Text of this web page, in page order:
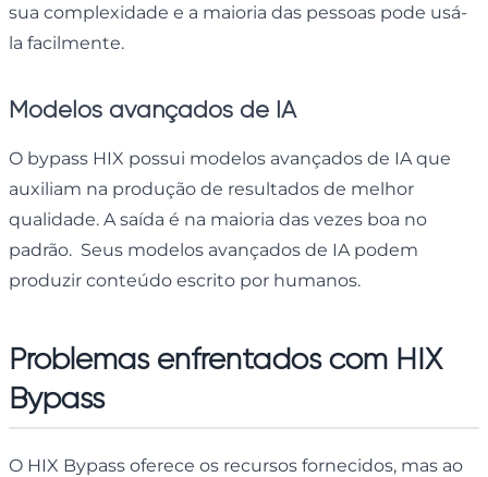
sua complexidade e a maioria das pessoas pode usá-
la facilmente.
Modelos avançados de IA
O bypass HIX possui modelos avançados de IA que
auxiliam na produção de resultados de melhor
qualidade. A saída é na maioria das vezes boa no
padrão. Seus modelos avançados de IA podem
produzir conteúdo escrito por humanos.
Problemas enfrentados com HIX
Bypass
O HIX Bypass oferece os recursos fornecidos, mas ao